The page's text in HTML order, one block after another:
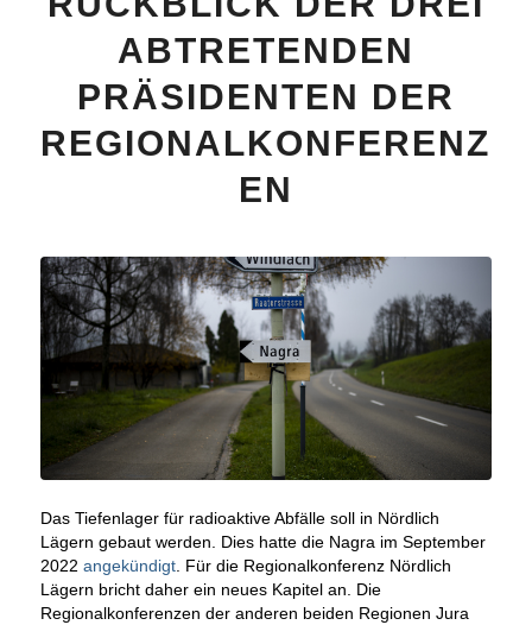
ABTRETENDEN
PRÄSIDENTEN DER
REGIONALKONFERENZ
EN
Das Tiefenlager für radioaktive Abfälle soll in Nördlich
Lägern gebaut werden. Dies hatte die Nagra im September
2022 angekündigt. Für die Regionalkonferenz Nördlich
Lägern bricht daher ein neues Kapitel an. Die
Regionalkonferenzen der anderen beiden Regionen Jura